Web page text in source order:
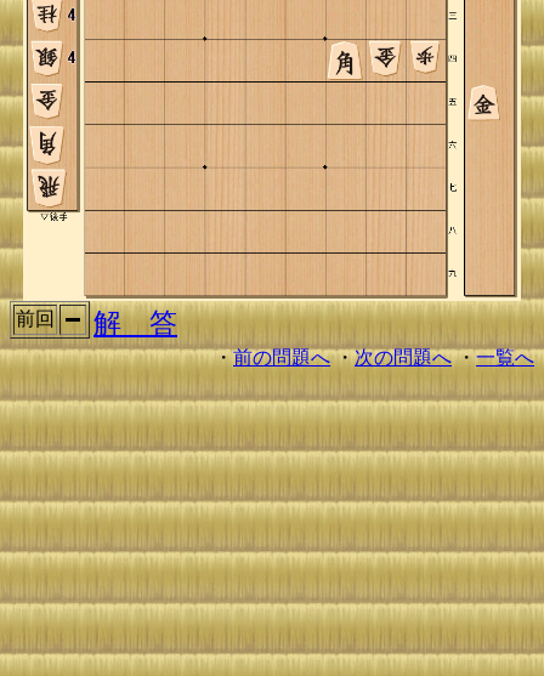
前回 解 答
・前の問題へ・次の問題へ・一覧へ